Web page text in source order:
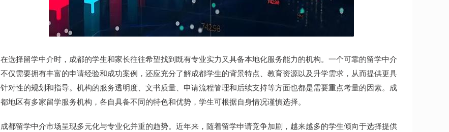
在选择留学中介时，成都的学生和家长往往希望找到既有专业实力又具备本地化服务能力的机构。一个可靠的留学中介
不仅需要拥有丰富的申请经验和成功案例，还应充分了解成都学生的背景特点、教育资源以及升学需求，从而提供更具
针对性的规划和指导。机构的服务透明度、文书质量、申请流程管理和后续支持等方面也都是需要重点考量的因素。成
都地区有多家留学服务机构，各自具备不同的特色和优势，学生可根据自身情况谨慎选择。
成都留学中介市场呈现多元化与专业化并重的趋势。近年来，随着留学申请竞争加剧，越来越多的学生倾向于选择提供